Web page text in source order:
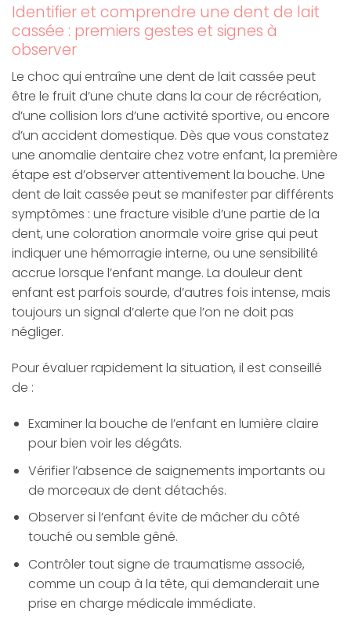
Identifier et comprendre une dent de lait
cassée : premiers gestes et signes à
observer
Le choc qui entraîne une dent de lait cassée peut
être le fruit d’une chute dans la cour de récréation,
d’une collision lors d’une activité sportive, ou encore
d’un accident domestique. Dès que vous constatez
une anomalie dentaire chez votre enfant, la première
étape est d’observer attentivement la bouche. Une
dent de lait cassée peut se manifester par différents
symptômes : une fracture visible d’une partie de la
dent, une coloration anormale voire grise qui peut
indiquer une hémorragie interne, ou une sensibilité
accrue lorsque l’enfant mange. La douleur dent
enfant est parfois sourde, d’autres fois intense, mais
toujours un signal d’alerte que l’on ne doit pas
négliger.
Pour évaluer rapidement la situation, il est conseillé
de :
Examiner la bouche de l’enfant en lumière claire
pour bien voir les dégâts.
Vérifier l’absence de saignements importants ou
de morceaux de dent détachés.
Observer si l’enfant évite de mâcher du côté
touché ou semble gêné.
Contrôler tout signe de traumatisme associé,
comme un coup à la tête, qui demanderait une
prise en charge médicale immédiate.